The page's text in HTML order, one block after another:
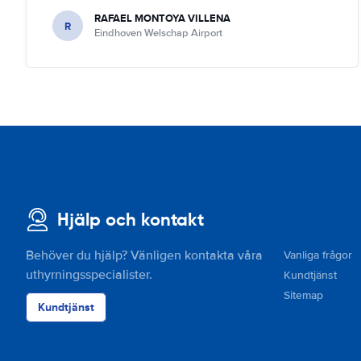
R RAFAEL MONTOYA VILLENA
Eindhoven Welschap Airport
Hjälp och kontakt
Behöver du hjälp? Vänligen kontakta våra
uthyrningsspecialister.
Kundtjänst
Vanliga frågor
Kundtjänst
Sitemap